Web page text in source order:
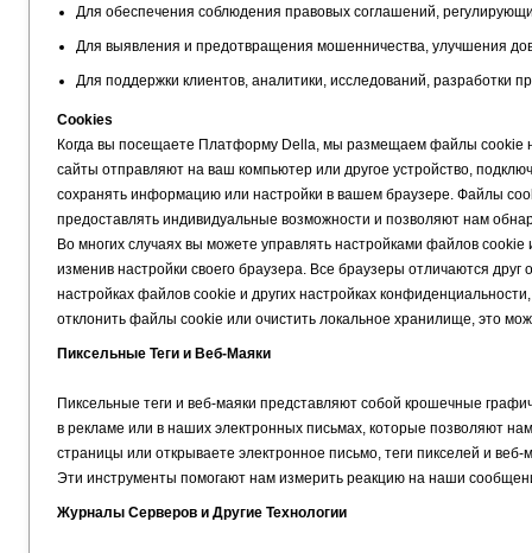
Для обеспечения соблюдения правовых соглашений,
Для выявления и предотвращения мошенничества, улучшения
Для поддержки клиентов, аналитики, исследований, разработки
Cookies
Когда вы посещаете Платформу Della, мы размещаем файлы cookie
сайты отправляют на ваш компьютер или другое устройство,
сохранять информацию или настройки в вашем браузере. Файлы
предоставлять индивидуальные возможности и позволяют нам
Во многих случаях вы можете управлять настройками файлов
изменив настройки своего браузера. Все браузеры отличаются
настройках файлов cookie и других настройках
отклонить файлы cookie или очистить локальное хранилище, это
Пиксельные Теги и Веб-Маяки
Пиксельные теги и веб-маяки представляют собой крошечные
в рекламе или в наших электронных письмах, которые позволяют
страницы или открываете электронное письмо, теги пикселей и
Эти инструменты помогают нам измерить реакцию на наши
Журналы Серверов и Другие Технологии